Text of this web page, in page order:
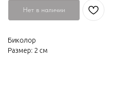
Нет в наличии
Биколор
Размер: 2 см